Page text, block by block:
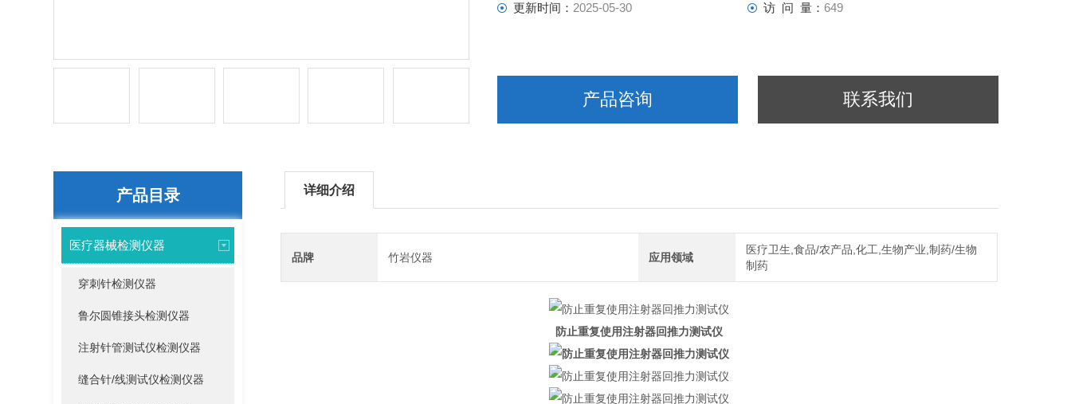
更新时间： 2025-05-30 访 问 量：649
产品咨询 联系我们
详细介绍
品牌 竹岩仪器 应用领域
医疗卫生,食品/农产品,化工,生物产业,制药/生物
制药
防止重复使用注射器回推力测试仪
产品目录
医疗器械检测仪器
穿刺针检测仪器
鲁尔圆锥接头检测仪器
注射针管测试仪检测仪器
缝合针/线测试仪检测仪器